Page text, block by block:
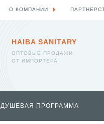
HAIBA SANITARY
ОПТОВЫЕ ПРОДАЖИ
ОТ ИМПОРТЕРА
ДУШЕВАЯ ПРОГРАММА
О КОМПАНИИ